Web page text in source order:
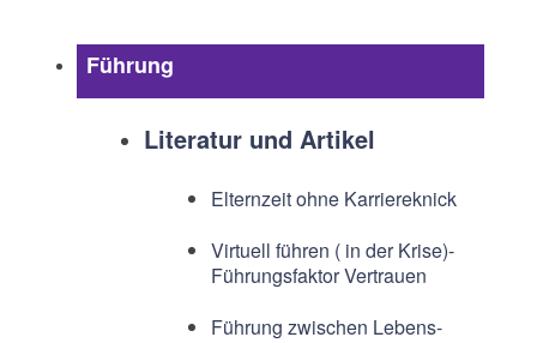
Führung
Literatur und Artikel
Elternzeit ohne Karriereknick
Virtuell führen ( in der Krise)-
Führungsfaktor Vertrauen
Führung zwischen Lebens-